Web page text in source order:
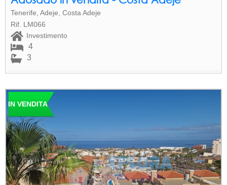
Tenerife, Adeje, Costa Adeje
Rif. LM066
Investimento
4
3
IN VENDITA